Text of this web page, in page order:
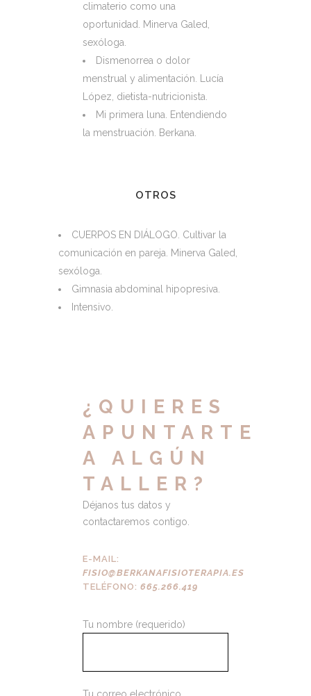
climaterio como una
oportunidad. Minerva Galed,
sexóloga.
Dismenorrea o dolor
menstrual y alimentación. Lucía
López, dietista-nutricionista.
Mi primera luna. Entendiendo
la menstruación. Berkana.
OTROS
CUERPOS EN DIÁLOGO. Cultivar la
comunicación en pareja. Minerva Galed,
sexóloga.
Gimnasia abdominal hipopresiva.
Intensivo.
¿QUIERES
APUNTARTE
A ALGÚN
TALLER?
Déjanos tus datos y
contactaremos contigo.
E-MAIL:
FISIO@BERKANAFISIOTERAPIA.ES
TELÉFONO: 665.266.419
Tu nombre (requerido)